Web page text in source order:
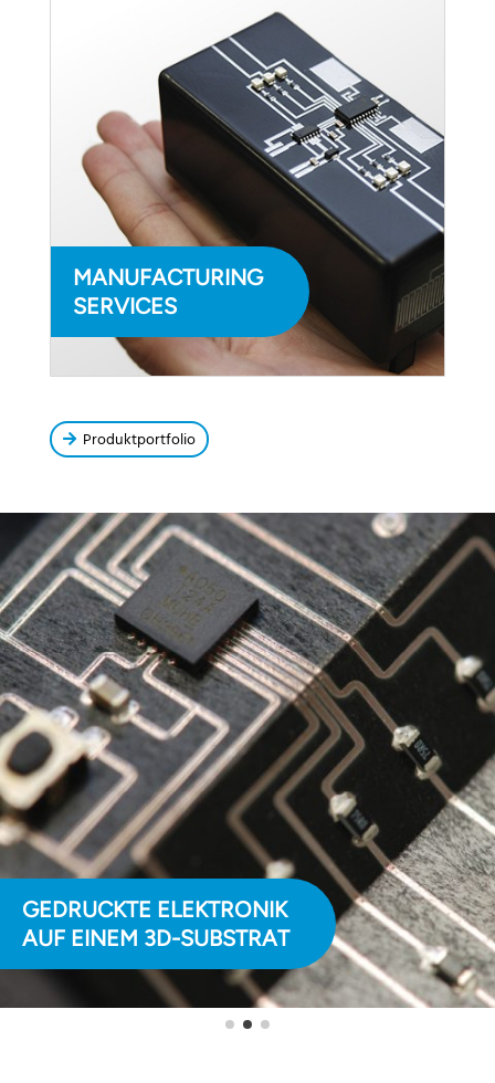
MANUFACTURING
SERVICES
Produktportfolio
LED-LEUCHTE MIT
INTEGRIERTEM LAMPENSCHIRM